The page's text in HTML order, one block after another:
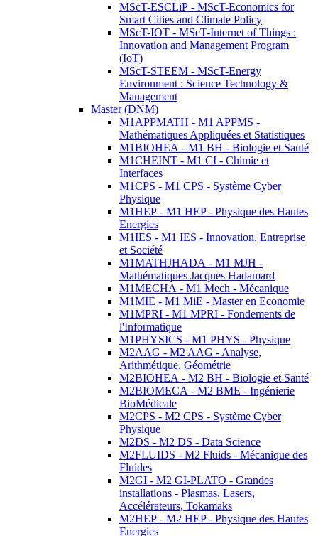
MScT-ESCLiP - MScT-Economics for
Smart Cities and Climate Policy
MScT-IOT - MScT-Internet of Things :
Innovation and Management Program
(IoT)
MScT-STEEM - MScT-Energy
Environment : Science Technology &
Management
Master (DNM)
M1APPMATH - M1 APPMS -
Mathématiques Appliquées et Statistiques
M1BIOHEA - M1 BH - Biologie et Santé
M1CHEINT - M1 CI - Chimie et
Interfaces
M1CPS - M1 CPS - Système Cyber
Physique
M1HEP - M1 HEP - Physique des Hautes
Energies
M1IES - M1 IES - Innovation, Entreprise
et Société
M1MATHJHADA - M1 MJH -
Mathématiques Jacques Hadamard
M1MECHA - M1 Mech - Mécanique
M1MIE - M1 MiE - Master en Economie
M1MPRI - M1 MPRI - Fondements de
l'Informatique
M1PHYSICS - M1 PHYS - Physique
M2AAG - M2 AAG - Analyse,
Arithmétique, Géométrie
M2BIOHEA - M2 BH - Biologie et Santé
M2BIOMECA - M2 BME - Ingénierie
BioMédicale
M2CPS - M2 CPS - Système Cyber
Physique
M2DS - M2 DS - Data Science
M2FLUIDS - M2 Fluids - Mécanique des
Fluides
M2GI - M2 GI-PLATO - Grandes
installations - Plasmas, Lasers,
Accélérateurs, Tokamaks
M2HEP - M2 HEP - Physique des Hautes
Energies